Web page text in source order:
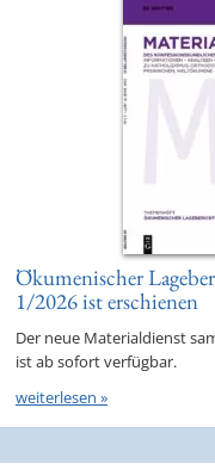
Ökumenischer
1/2026 ist erschienen
Der neue Materialdienst
ist ab sofort verfügbar.
weiterlesen »